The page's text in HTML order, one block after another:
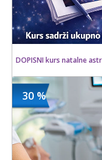
DOPISNI kurs natalne
30 %